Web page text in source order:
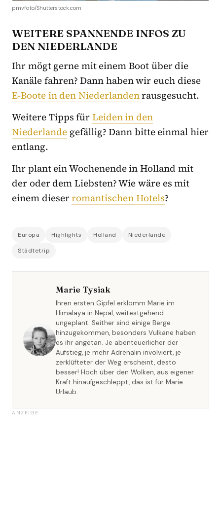
pmvfoto/Shutterstock.com
WEITERE SPANNENDE INFOS ZU
DEN NIEDERLANDE
Ihr mögt gerne mit einem Boot über die
Kanäle fahren? Dann haben wir euch diese
E-Boote in den Niederlandenrausgesucht.
Weitere Tipps fürLeiden in den
Niederlande gefällig? Dann bitte einmal hier
entlang.
Ihr plant ein Wochenende in Holland mit
der oder dem Liebsten? Wie wäre es mit
einem dieserromantischen Hotels?
Europa Highlights Holland
Niederlande
Städtetrip
Marie Tysiak
Ihren ersten Gipfel erklomm Marie im
Himalaya in Nepal, weitestgehend
ungeplant. Seither sind einige Berge
hinzugekommen, besonders Vulkane haben
es ihr angetan. Je abenteuerlicher der
Aufstieg, je mehr Adrenalin involviert, je
zerklüfteter der Weg erscheint, desto
besser! Hoch über den Wolken, aus eigener
Kraft hinaufgeschleppt, das ist für Marie
Urlaub.
ANZEIGE